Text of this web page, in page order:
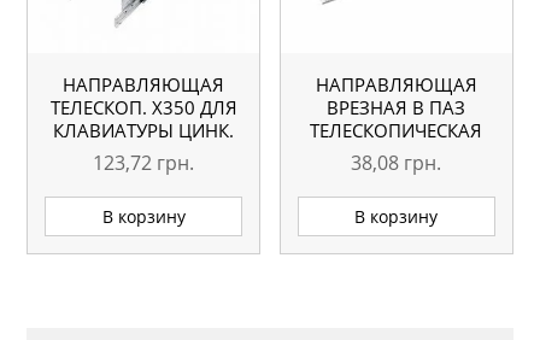
НАПРАВЛЯЮЩАЯ
ТЕЛЕСКОП. Х350 ДЛЯ
КЛАВИАТУРЫ ЦИНК.
123,72 грн.
В корзину
НАПРАВЛЯЮЩАЯ
ВРЕЗНАЯ В ПАЗ
ТЕЛЕСКОПИЧЕСКАЯ
УЗКАЯ 17×185 ММ
ALP
38,08 грн.
В корзину